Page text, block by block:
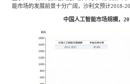
能市场的发展前景十分广阔，沙利文预计2018-
中国人工智能市场规模，